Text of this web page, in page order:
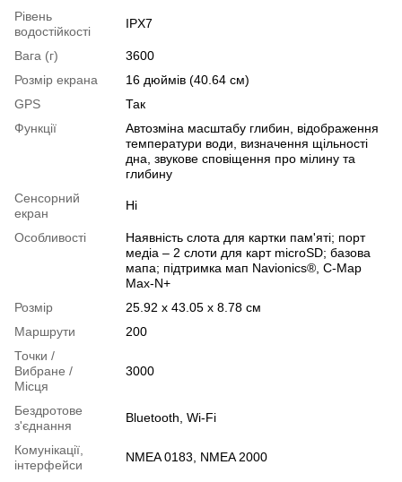
Рівень
водостійкості
IPX7
Вага (г)
3600
Розмір екрана
16 дюймів (40.64 см)
GPS
Так
Функції
Автозміна масштабу глибин, відображення
температури води, визначення щільності
дна, звукове сповіщення про мілину та
глибину
Сенсорний
екран
Ні
Особливості
Наявність слота для картки пам'яті; порт
медіа – 2 слоти для карт microSD; базова
мапа; підтримка мап Navionics®, C-Map
Max-N+
Розмір
25.92 x 43.05 x 8.78 см
Маршрути
200
Точки /
Вибране /
Місця
3000
Бездротове
з'єднання
Bluetooth, Wi-Fi
Комунікації,
інтерфейси
NMEA 0183, NMEA 2000